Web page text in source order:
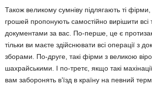
Також великому сумніву підлягають ті
грошей пропонують самостійно вирішити всі
документами за вас. По-перше, це є
тільки ви маєте здійснювати всі операції з
зборами. По-друге, такі фірми з великою
шахрайськими. І по-третє, якщо такі махінації
вам заборонять в’їзд в країну на певний